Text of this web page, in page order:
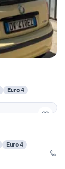
Euro 4
Euro 4